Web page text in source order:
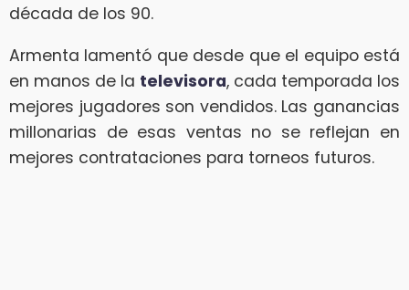
década de los 90.
Armenta lamentó que desde que el equipo está
en manos de la televisora, cada temporada los
mejores jugadores son vendidos. Las ganancias
millonarias de esas ventas no se reflejan en
mejores contrataciones para torneos futuros.